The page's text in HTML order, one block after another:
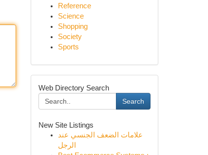
Reference
Science
Shopping
Society
Sports
Web Directory Search
Search
New Site Listings
علامات الضعف الجنسي عند
الرجل